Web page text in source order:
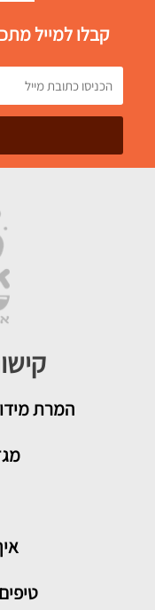
קבלו למייל
המרת